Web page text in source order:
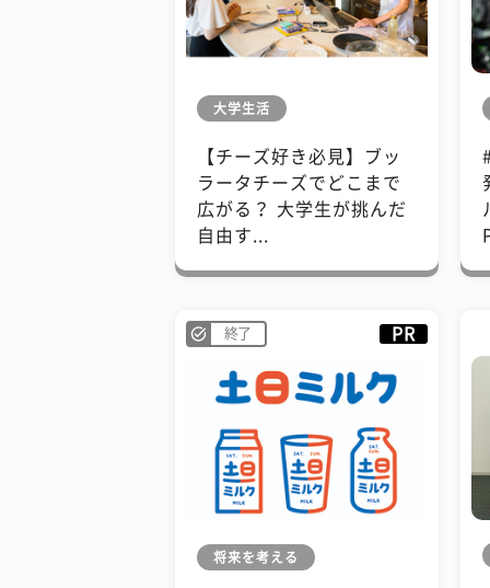
大学生活
【チーズ好き必見】ブッ
ラータチーズでどこまで
広がる？ 大学生が挑んだ
自由す...
終了 PR
将来を考える